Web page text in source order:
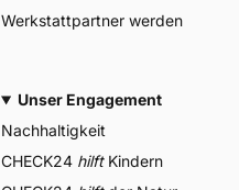
Werkstattpartner werden
Unser Engagement
Nachhaltigkeit
CHECK24 hilftKindern